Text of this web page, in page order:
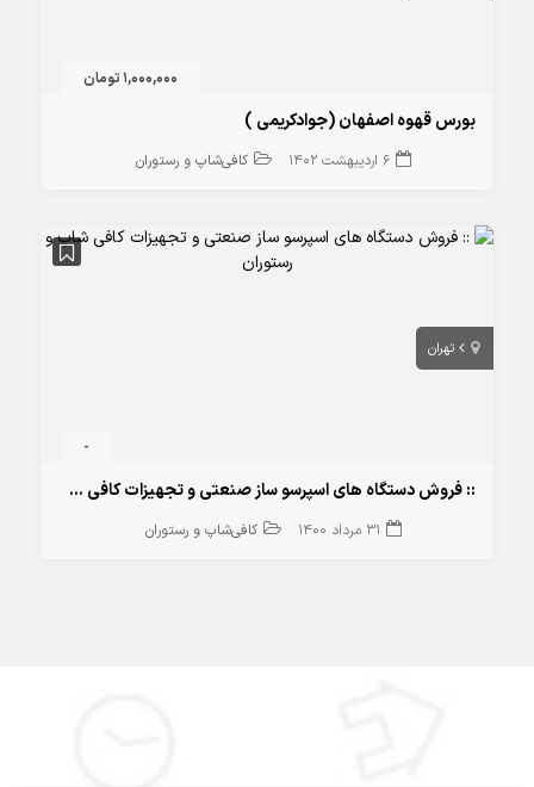
1,000,000 تومان
بورس قهوه اصفهان (جوادکریمی )
6 اردیبهشت 1402 کافی‌شاپ و رستوران
تهران
-
:: فروش دستگاه های اسپرسو ساز صنعتی و تجهیزات کافی شاپ و رستوران
31 مرداد 1400 کافی‌شاپ و رستوران